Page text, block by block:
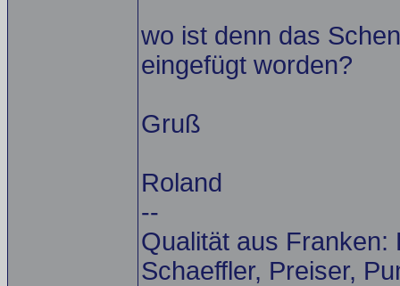
wo ist denn das
eingefügt worden?
Gruß
Roland
--
Qualität aus Franken:
Schaeffler, Preiser,